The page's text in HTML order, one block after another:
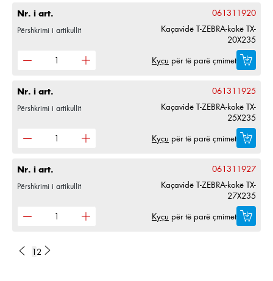
Nr. i art. 061311920
Përshkrimi i artikullit
Kaçavidë T-ZEBRA-kokë TX-
20X235
Kyçu për të parë çmimet
Nr. i art. 061311925
Përshkrimi i artikullit
Kaçavidë T-ZEBRA-kokë TX-
25X235
Kyçu për të parë çmimet
Nr. i art. 061311927
Përshkrimi i artikullit
Kaçavidë T-ZEBRA-kokë TX-
27X235
Kyçu për të parë çmimet
1 2